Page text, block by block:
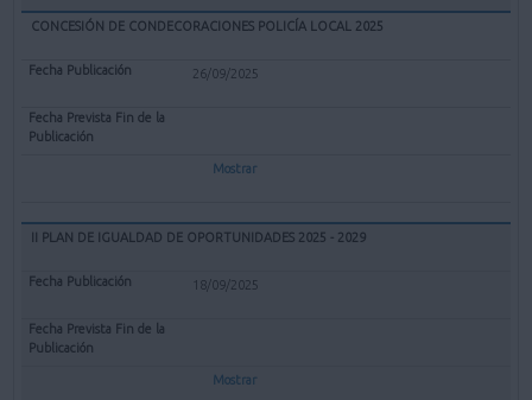
CONCESIÓN DE CONDECORACIONES POLICÍA LOCAL 2025
26/09/2025
Mostrar
II PLAN DE IGUALDAD DE OPORTUNIDADES 2025 - 2029
18/09/2025
Mostrar